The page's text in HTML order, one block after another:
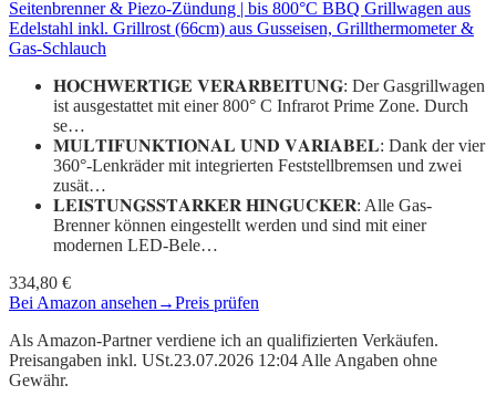
Seitenbrenner & Piezo-Zündung | bis 800°C BBQ Grillwagen aus
Edelstahl inkl. Grillrost (66cm) aus Gusseisen, Grillthermometer &
Gas-Schlauch
𝐇𝐎𝐂𝐇𝐖𝐄𝐑𝐓𝐈𝐆𝐄 𝐕𝐄𝐑𝐀𝐑𝐁𝐄𝐈𝐓𝐔𝐍𝐆: Der Gasgrillwagen
ist ausgestattet mit einer 800° C Infrarot Prime Zone. Durch
se…
𝐌𝐔𝐋𝐓𝐈𝐅𝐔𝐍𝐊𝐓𝐈𝐎𝐍𝐀𝐋 𝐔𝐍𝐃 𝐕𝐀𝐑𝐈𝐀𝐁𝐄𝐋: Dank der vier
360°-Lenkräder mit integrierten Feststellbremsen und zwei
zusät…
𝐋𝐄𝐈𝐒𝐓𝐔𝐍𝐆𝐒𝐒𝐓𝐀𝐑𝐊𝐄𝐑 𝐇𝐈𝐍𝐆𝐔𝐂𝐊𝐄𝐑: Alle Gas-
Brenner können eingestellt werden und sind mit einer
modernen LED-Bele…
334,80 €
Bei Amazon ansehen →Preis prüfen
Als Amazon-Partner verdiene ich an qualifizierten Verkäufen.
Preisangaben inkl. USt.23.07.2026 12:04 Alle Angaben ohne
Gewähr.